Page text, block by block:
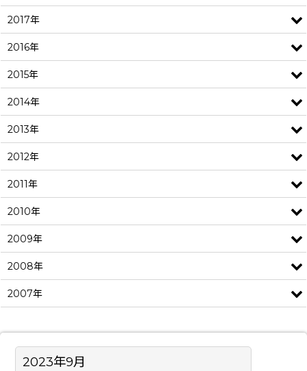
2023年9月
2017年
2016年
2015年
2014年
2013年
2012年
2011年
2010年
2009年
2008年
2007年